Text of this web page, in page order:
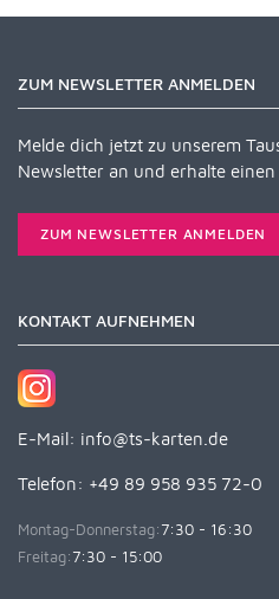
ZUM NEWSLETTER ANMELDEN
Melde dich jetzt zu unserem
Newsletter an und erhalte einen
ZUM NEWSLETTER ANMELDEN
KONTAKT AUFNEHMEN
E-Mail: info@ts-karten.de
Telefon: +49 89 958 935 72-0
Montag-Donnerstag:7:30 - 16:30
Freitag:7:30 - 15:00